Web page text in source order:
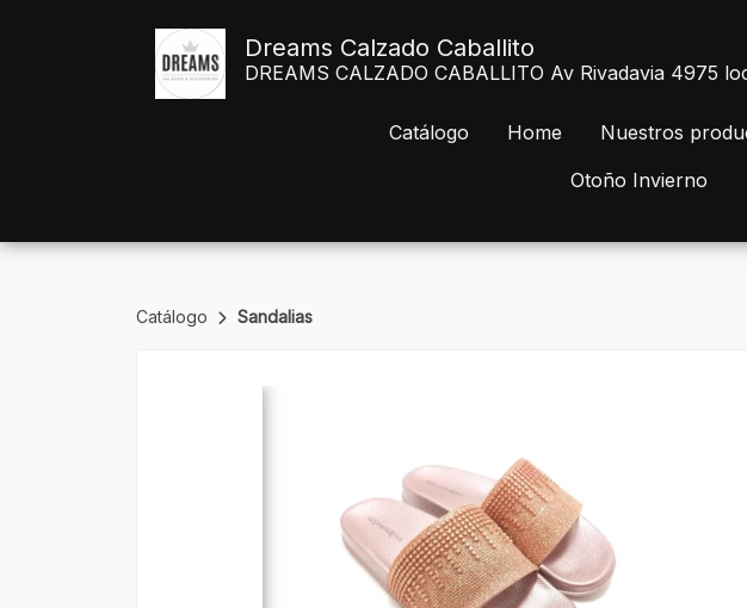
Dreams Calzado Caballito
DREAMS CALZADO CABALLITO Av Rivadavia 4975
Catálogo Home Nuestros
Otoño Invierno
Catálogo Sandalias